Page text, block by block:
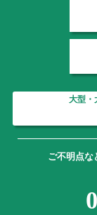
大型・
ご不明点